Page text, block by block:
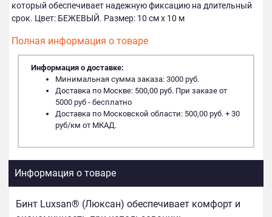
который обеспечивает надежную фиксацию на длительный
срок. Цвет: БЕЖЕВЫЙ. Размер: 10 см х 10 м
Полная информация о товаре
Информация о доставке:
Минимальная сумма заказа: 3000 руб.
Доставка по Москве: 500,00 руб. При заказе от
5000 руб - бесплатно
Доставка по Московской области: 500,00 руб. + 30
руб/км от МКАД.
Информация о товаре
Бинт Luxsan® (Люксан) обеспечивает комфорт и